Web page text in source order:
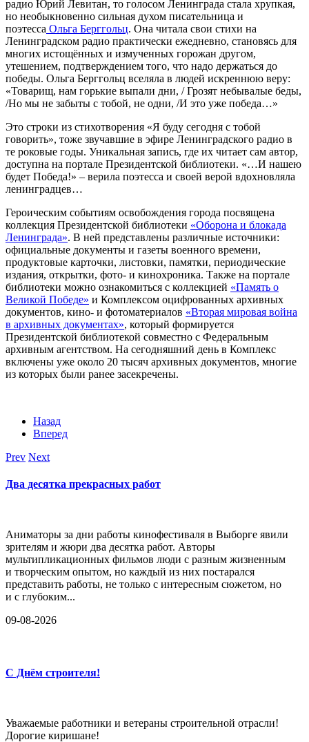
радио Юрий Левитан, то голосом Ленинграда стала хрупкая,
но необыкновенно сильная духом писательница и
поэтесса Ольга Берггольц. Она читала свои стихи на
Ленинградском радио практически ежедневно, становясь для
многих истощённых и измученных горожан другом,
утешением, подтверждением того, что надо держаться до
победы. Ольга Берггольц вселяла в людей искреннюю веру:
«Товарищ, нам горькие выпали дни, / Грозят небывалые беды,
/Но мы не забыты с тобой, не одни, /И это уже победа…»
Это строки из стихотворения «Я буду сегодня с тобой
говорить», тоже звучавшие в эфире Ленинградского радио в
те роковые годы. Уникальная запись, где их читает сам автор,
доступна на портале Президентской библиотеки. «…И нашею
будет Победа!» – верила поэтесса и своей верой вдохновляла
ленинградцев…
Героическим событиям освобождения города посвящена
коллекция Президентской библиотеки «Оборона и блокада
Ленинграда». В ней представлены различные источники:
официальные документы и газеты военного времени,
продуктовые карточки, листовки, памятки, периодические
издания, открытки, фото- и кинохроника. Также на портале
библиотеки можно ознакомиться с коллекцией «Память о
Великой Победе» и Комплексом оцифрованных архивных
документов, кино- и фотоматериалов «Вторая мировая война
в архивных документах», который формируется
Президентской библиотекой совместно с Федеральным
архивным агентством. На сегодняшний день в Комплекс
включены уже около 20 тысяч архивных документов, многие
из которых были ранее засекречены.
Назад
Вперед
Prev Next
Два десятка прекрасных работ
Аниматоры за дни работы кинофестиваля в Выборге явили
зрителям и жюри два десятка работ. Авторы
мультипликационных фильмов люди с разным жизненным
и творческим опытом, но каждый из них постарался
представить работы, не только с интересным сюжетом, но
и с глубоким...
09-08-2026
С Днём строителя!
Уважаемые работники и ветераны строительной отрасли!
Дорогие киришане!